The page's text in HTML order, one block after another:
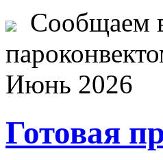
Сообщаем
Июнь 2026
Готовая